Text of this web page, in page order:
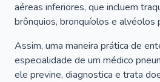
aéreas inferiores, que incluem
brônquios, bronquíolos e alvéolos
Assim, uma maneira prática de
especialidade de um médico
ele previne, diagnostica e trata